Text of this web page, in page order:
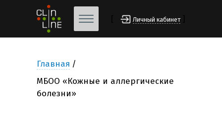
Личный кабинет
Главная
МБОО «Кожные и аллергические
болезни»